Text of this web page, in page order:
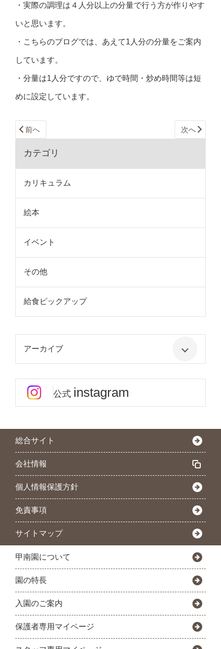
・実際の調理は４人分以上の分量で行う方が作りやす
いと思います。
・こちらのブログでは、あえて1人分の分量をご案内
しています。
・分量は1人分ですので、ゆで時間・炒め時間等は短
めに設定しています。
前へ 次へ
カテゴリ
カリキュラム
絵本
イベント
その他
給食ピックアップ
アーカイブ
公式 instagram
総合サイト
会社情報
個人情報保護方針
免責事項
サイトマップ
甲南園について
園の特長
入園のご案内
保護者専用マイページ